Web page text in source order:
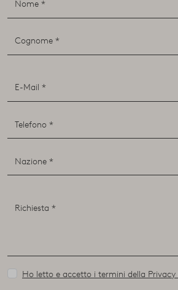
Ho letto e accetto i termini della Privacy